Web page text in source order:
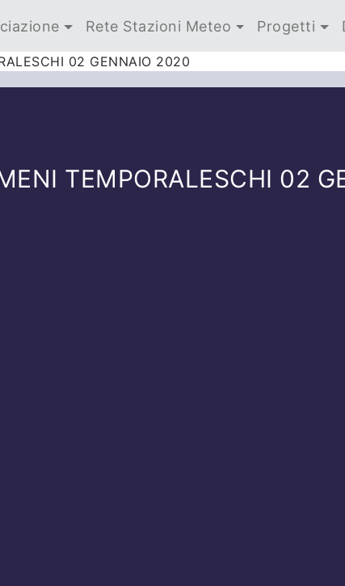
Rete Stazioni Meteo Progetti
02 GENNAIO 2020
TEMPORALESCHI 02